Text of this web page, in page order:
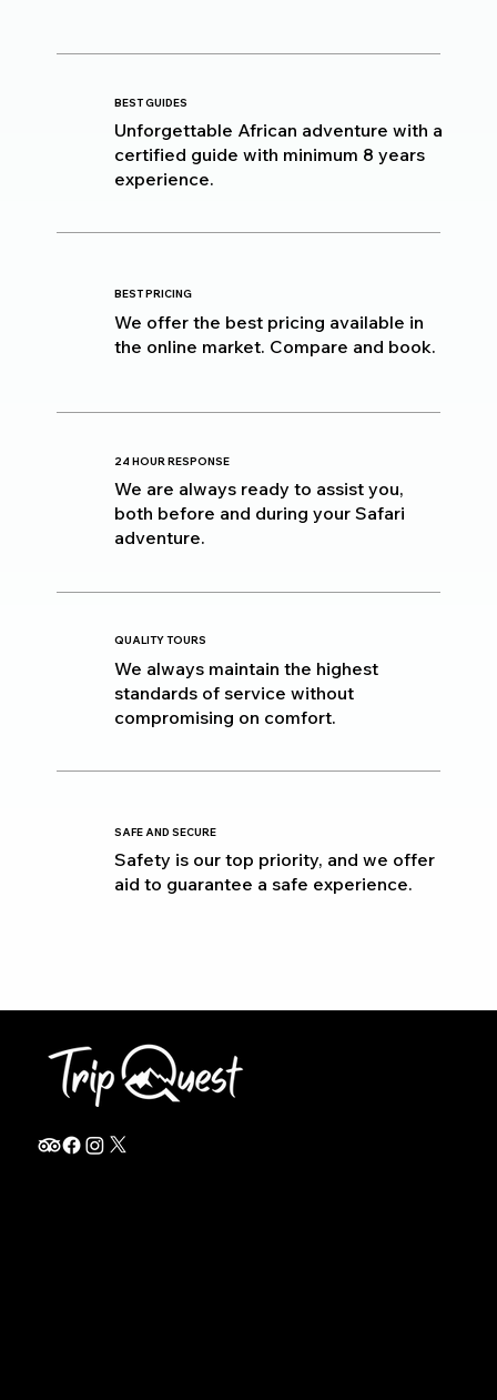
BEST GUIDES
Unforgettable African adventure with a
certified guide with minimum 8 years
experience.
BEST PRICING
We offer the best pricing available in
the online market. Compare and book.
24 HOUR RESPONSE
We are always ready to assist you,
both before and during your Safari
adventure.
QUALITY TOURS
We always maintain the highest
standards of service without
compromising on comfort.
SAFE AND SECURE
Safety is our top priority, and we offer
aid to guarantee a safe experience.